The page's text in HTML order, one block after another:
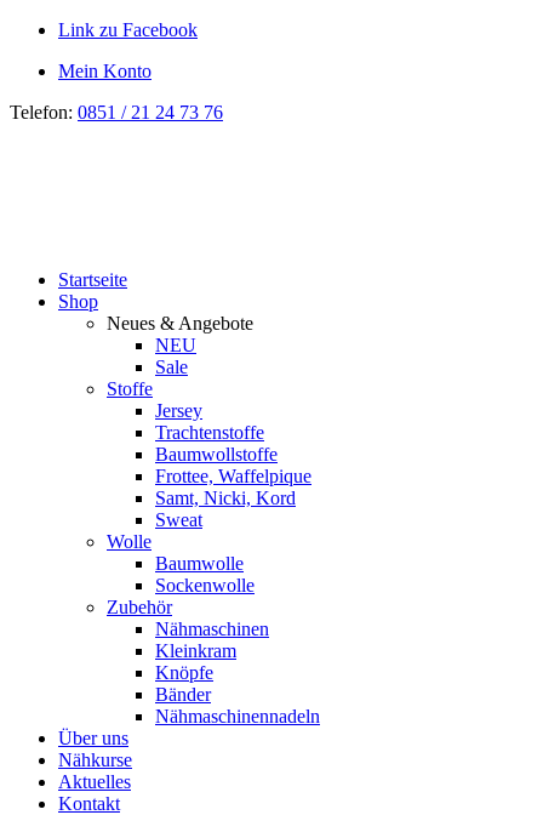
Link zu Facebook
Mein Konto
Telefon: 0851 / 21 24 73 76
Startseite
Shop
Neues & Angebote
NEU
Sale
Stoffe
Jersey
Trachtenstoffe
Baumwollstoffe
Frottee, Waffelpique
Samt, Nicki, Kord
Sweat
Wolle
Baumwolle
Sockenwolle
Zubehör
Nähmaschinen
Kleinkram
Knöpfe
Bänder
Nähmaschinennadeln
Über uns
Nähkurse
Aktuelles
Kontakt